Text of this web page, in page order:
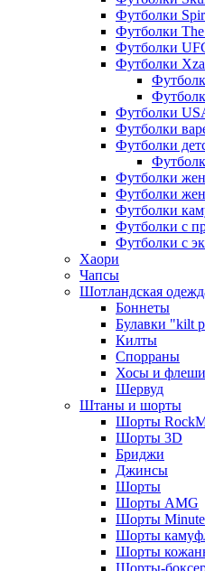
Футболки
Футболки
Футболки
Футболки
Футболки
Футболки
Футболки
Футболки
Футболки
Футболки
Футболки с
Футболки с
Хаори
Чапсы
Шотландская
Боннеты
Булавки "kilt
Килты
Спорраны
Хосы и флеши
Шервуд
Штаны и шорты
Шорты
Шорты 3D
Бриджи
Джинсы
Шорты
Шорты AMG
Шорты
Шорты
Шорты
Шорты-